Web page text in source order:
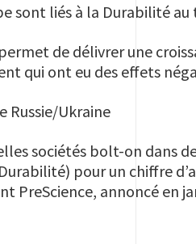
sont liés à la Durabilité
de délivrer une
qui ont eu des effets
Russie/Ukraine
sociétés bolt-on dans
pour un chiffre
PreScience, annoncé en